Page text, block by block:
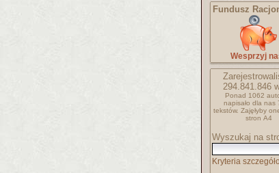
Fundusz
Wesprzyj
294.841.846
Ponad 1062
napisało dla nas
tekstów. Zajęłyby
stron A4
Wyszukaj na
Kryteria